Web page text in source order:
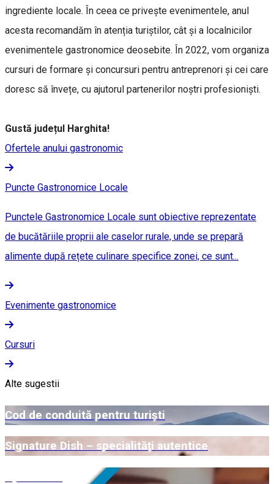
ingrediente locale. În ceea ce privește evenimentele, anul
acesta recomandăm în atenția turiștilor, cât și a localnicilor
evenimentele gastronomice deosebite. În 2022, vom organiza
cursuri de formare și concursuri pentru antreprenori și cei care
doresc să învețe, cu ajutorul partenerilor noștri profesioniști.
Gustă județul Harghita!
Ofertele anului gastronomic
Puncte Gastronomice Locale
Punctele Gastronomice Locale sunt obiective reprezentate
de bucătăriile proprii ale caselor rurale, unde se prepară
alimente după rețete culinare specifice zonei, ce sunt...
Evenimente gastronomice
Cursuri
Alte sugestii
Cod de conduită pentru turiști
Signature Dish – specialități autentice